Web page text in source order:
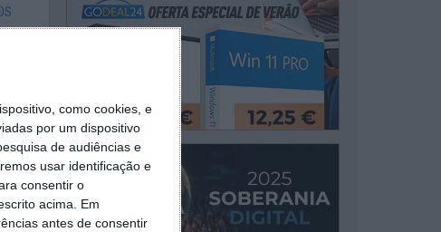
como cookies, e
por um dispositivo
de audiências e
usar identificação e
consentir o
acima. Em
antes de consentir